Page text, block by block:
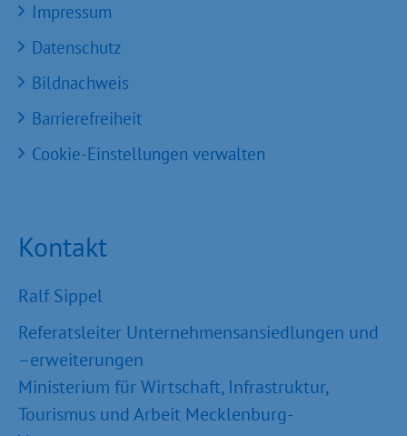
Impressum
Datenschutz
Bildnachweis
Barrierefreiheit
Cookie-Einstellungen verwalten
Kontakt
Ralf Sippel
Referatsleiter Unternehmensansiedlungen und
–erweiterungen
Ministerium für Wirtschaft, Infrastruktur,
Tourismus und Arbeit Mecklenburg-